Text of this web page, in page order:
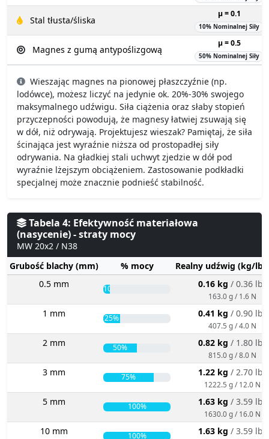
Stal tłusta/śliska
µ = 0.1
10% Nominalnej Siły
Magnes z gumą antypoślizgową
µ = 0.5
50% Nominalnej Siły
Wieszając magnes na pionowej płaszczyźnie (np.
lodówce), możesz liczyć na jedynie ok. 20%-30% swojego
maksymalnego udźwigu. Siła ciążenia oraz słaby stopień
przyczepności powodują, że magnesy łatwiej zsuwają się
w dół, niż odrywają. Projektujesz wieszak? Pamiętaj, że siła
ścinająca jest wyraźnie niższa od prostopadłej siły
odrywania. Na gładkiej stali uchwyt zjedzie w dół pod
wyraźnie lżejszym obciążeniem. Zastosowanie podkładki
specjalnej może znacznie podnieść stabilność.
Tabela 4: Efektywność materiałowa
(nasycenie) - straty mocy
MW 20x2 / N38
Grubość blachy (mm)
% mocy
Realny udźwig (kg/
0.5 mm
10% 0.16 kg / 0.36 lbs
163.0 g / 1.6 N
1 mm 25% 0.41 kg / 0.90 lbs
407.5 g / 4.0 N
2 mm 50% 0.82 kg / 1.80 lbs
815.0 g / 8.0 N
3 mm 75% 1.22 kg / 2.70 lbs
1222.5 g / 12.0 N
5 mm 100% 1.63 kg / 3.59 lbs
1630.0 g / 16.0 N
10 mm 100% 1.63 kg / 3.59 lbs